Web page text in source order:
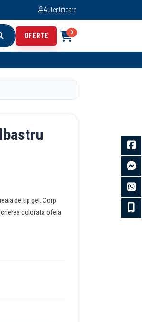
Autentificare
OFERTE 0
de tip gel. Corp
colorata ofera